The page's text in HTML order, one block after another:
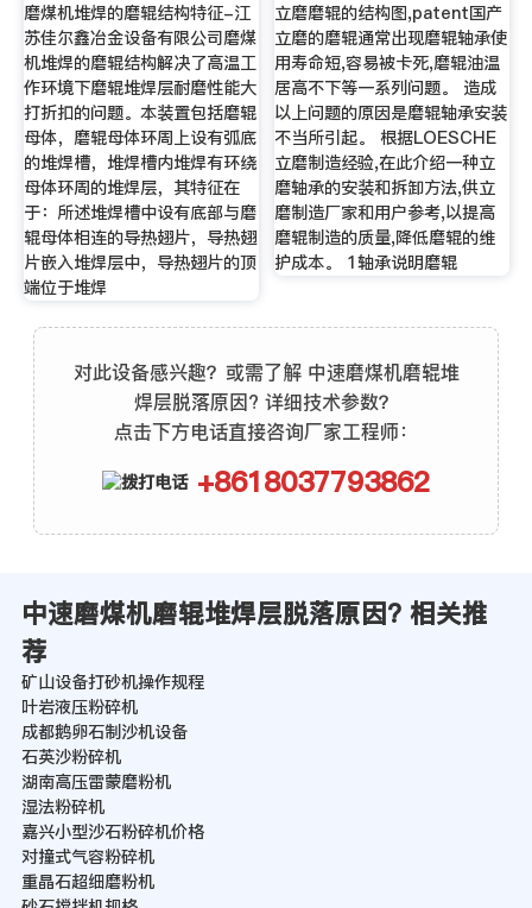
磨煤机堆焊的磨辊结构特征-江
苏佳尔鑫冶金设备有限公司磨煤
机堆焊的磨辊结构解决了高温工
作环境下磨辊堆焊层耐磨性能大
打折扣的问题。本装置包括磨辊
母体，磨辊母体环周上设有弧底
的堆焊槽，堆焊槽内堆焊有环绕
母体环周的堆焊层，其特征在
于：所述堆焊槽中设有底部与磨
辊母体相连的导热翅片，导热翅
片嵌入堆焊层中，导热翅片的顶
端位于堆焊
立磨磨辊的结构图,patent国产
立磨的磨辊通常出现磨辊轴承使
用寿命短,容易被卡死,磨辊油温
居高不下等一系列问题。 造成
以上问题的原因是磨辊轴承安装
不当所引起。 根据LOESCHE
立磨制造经验,在此介绍一种立
磨轴承的安装和拆卸方法,供立
磨制造厂家和用户参考,以提高
磨辊制造的质量,降低磨辊的维
护成本。 1轴承说明磨辊
对此设备感兴趣？或需了解 中速磨煤机磨辊堆
焊层脱落原因? 详细技术参数？
点击下方电话直接咨询厂家工程师：
+8618037793862
中速磨煤机磨辊堆焊层脱落原因? 相关推
荐
矿山设备打砂机操作规程
叶岩液压粉碎机
成都鹅卵石制沙机设备
石英沙粉碎机
湖南高压雷蒙磨粉机
湿法粉碎机
嘉兴小型沙石粉碎机价格
对撞式气容粉碎机
重晶石超细磨粉机